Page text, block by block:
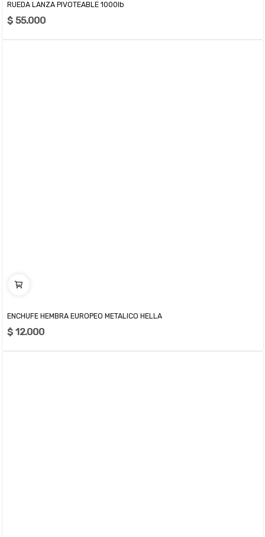
RUEDA LANZA PIVOTEABLE 1000lb
$ 55.000
ENCHUFE HEMBRA EUROPEO METALICO HELLA
$ 12.000